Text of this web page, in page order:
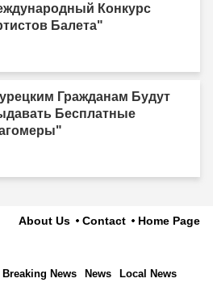
Конкурс
Балета"
Гражданам Будут
Бесплатные
About Us Contact Home Page
Breaking News News Local News